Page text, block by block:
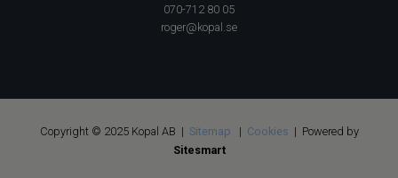
070-712 80 05
roger@kopal.se
Copyright © 2025 Kopal AB | Sitemap | Cookies | Powered by
Sitesmart